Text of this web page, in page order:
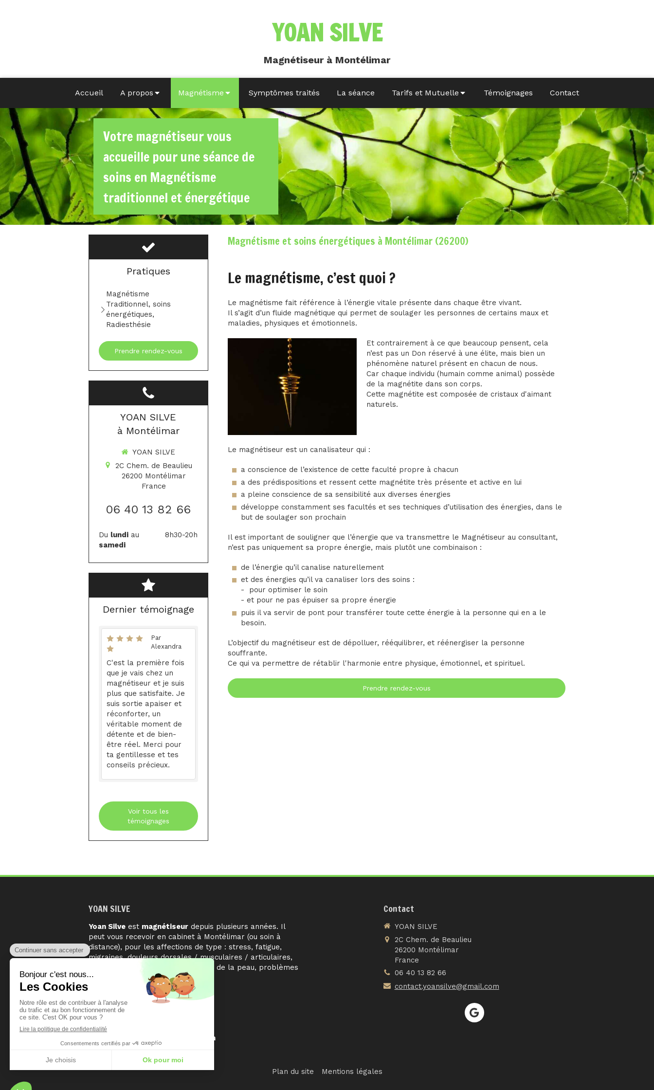
YOAN SILVE
Magnétiseur à Montélimar
Accueil A propos Magnétisme Symptômes traités La séance Tarifs et Mutuelle Témoignages Contact
Votre magnétiseur vous
accueille pour une séance de
soins en Magnétisme
traditionnel et énergétique
Magnétisme et soins énergétiques à Montélimar (26200)
Le magnétisme, c’est quoi ?
Le magnétisme fait référence à l’énergie vitale présente dans chaque être vivant.
Il s’agit d’un fluide magnétique qui permet de soulager les personnes de certains maux et
maladies, physiques et émotionnels.
Et contrairement à ce que beaucoup pensent, cela
n’est pas un Don réservé à une élite, mais bien un
phénomène naturel présent en chacun de nous.
Car chaque individu (humain comme animal) possède
de la magnétite dans son corps.
Cette magnétite est composée de cristaux d'aimant
naturels.
Le magnétiseur est un canalisateur qui :
a conscience de l’existence de cette faculté propre à chacun
a des prédispositions et ressent cette magnétite très présente et active en lui
a pleine conscience de sa sensibilité aux diverses énergies
développe constamment ses facultés et ses techniques d’utilisation des énergies, dans le
but de soulager son prochain
Il est important de souligner que l’énergie que va transmettre le Magnétiseur au consultant,
n’est pas uniquement sa propre énergie, mais plutôt une combinaison :
de l’énergie qu’il canalise naturellement
et des énergies qu’il va canaliser lors des soins :
- pour optimiser le soin
- et pour ne pas épuiser sa propre énergie
puis il va servir de pont pour transférer toute cette énergie à la personne qui en a le
besoin.
L’objectif du magnétiseur est de dépolluer, rééquilibrer, et réénergiser la personne
souffrante.
Ce qui va permettre de rétablir l'harmonie entre physique, émotionnel, et spirituel.
Prendre rendez-vous
Pratiques
Magnétisme
Traditionnel, soins
énergétiques,
Radiesthésie
Prendre rendez-vous
YOAN SILVE
à Montélimar
YOAN SILVE
2C Chem. de Beaulieu
26200 Montélimar
France
06 40 13 82 66
Du lundi au
samedi
8h30-20h
Dernier témoignage
Par
Alexandra
C'est la première fois
que je vais chez un
magnétiseur et je suis
plus que satisfaite. Je
suis sortie apaiser et
réconforter, un
véritable moment de
détente et de bien-
être réel. Merci pour
ta gentillesse et tes
conseils précieux.
Voir tous les
témoignages
YOAN SILVE
Yoan Silve est magnétiseur depuis plusieurs années. Il
peut vous recevoir en cabinet à Montélimar (ou soin à
distance), pour les affections de type : stress, fatigue,
migraines, douleurs dorsales / musculaires / articulaires,
problèmes circulatoires, affections de la peau, problèmes
digestifs et viscéraux,…
Prendre rendez-vous
Contact
YOAN SILVE
2C Chem. de Beaulieu
26200 Montélimar
France
06 40 13 82 66
contact.yoansilve@gmail.com
20h
Plan du site Mentions légales